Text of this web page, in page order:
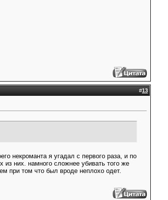
#13
некроманта я угадал с первого раза, и по
из них. намного сложнее убивать того же
при том что был вроде неплохо одет.